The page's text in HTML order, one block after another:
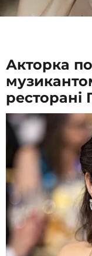
Акторка
ресторані